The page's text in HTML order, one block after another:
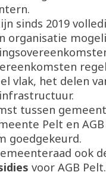
sinds 2019
organisatie
vlak, het delen
tussen
Pelt en
goedgekeurd.
ook
voor AGB